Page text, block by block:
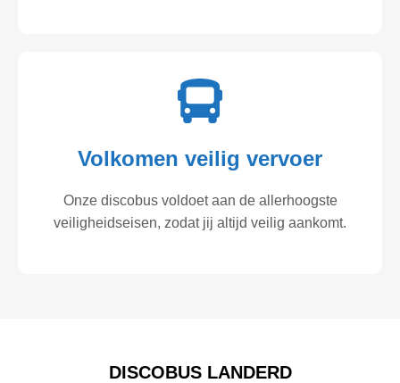
Volkomen veilig vervoer
Onze discobus voldoet aan de allerhoogste
veiligheidseisen, zodat jij altijd veilig aankomt.
DISCOBUS LANDERD